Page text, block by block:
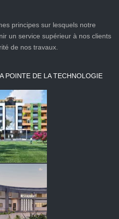
principes sur lesquels notre
un service supérieur à nos clients
de nos travaux.
POINTE DE LA TECHNOLOGIE